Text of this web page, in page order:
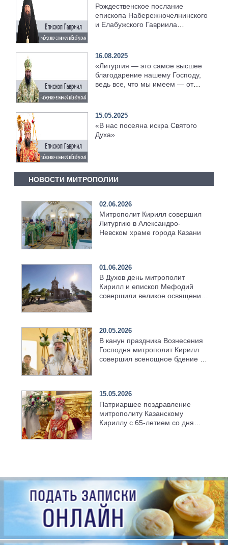
Рождественское послание
епископа Набережночелнинского
и Елабужского Гавриила
16.08.2025
«Литургия — это самое высшее
благодарение нашему Господу,
ведь все, что мы имеем — от
15.05.2025
«В нас посеяна искра Святого
Духа»
НОВОСТИ МИТРОПОЛИИ
02.06.2026
Митрополит Кирилл совершил
Литургию в Александро-
Невском храме города Казани
01.06.2026
В Духов день митрополит
Кирилл и епископ Мефодий
совершили великое освящение
20.05.2026
В канун праздника Вознесения
Господня митрополит Кирилл
совершил всенощное бдение в
15.05.2026
Патриаршее поздравление
митрополиту Казанскому
Кириллу с 65-летием со дня